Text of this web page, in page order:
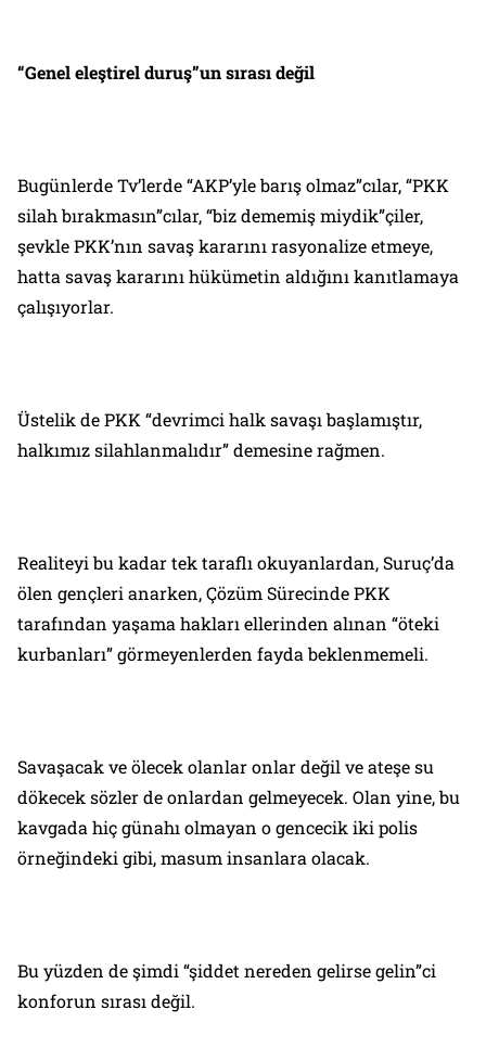
“Genel eleştirel duruş”un sırası değil
Bugünlerde Tv’lerde “AKP’yle barış olmaz”cılar, “PKK
silah bırakmasın”cılar, “biz dememiş miydik”çiler,
şevkle PKK’nın savaş kararını rasyonalize etmeye,
hatta savaş kararını hükümetin aldığını kanıtlamaya
çalışıyorlar.
Üstelik de PKK “devrimci halk savaşı başlamıştır,
halkımız silahlanmalıdır” demesine rağmen.
Realiteyi bu kadar tek taraflı okuyanlardan, Suruç’da
ölen gençleri anarken, Çözüm Sürecinde PKK
tarafından yaşama hakları ellerinden alınan “öteki
kurbanları” görmeyenlerden fayda beklenmemeli.
Savaşacak ve ölecek olanlar onlar değil ve ateşe su
dökecek sözler de onlardan gelmeyecek. Olan yine, bu
kavgada hiç günahı olmayan o gencecik iki polis
örneğindeki gibi, masum insanlara olacak.
Bu yüzden de şimdi “şiddet nereden gelirse gelin”ci
konforun sırası değil.